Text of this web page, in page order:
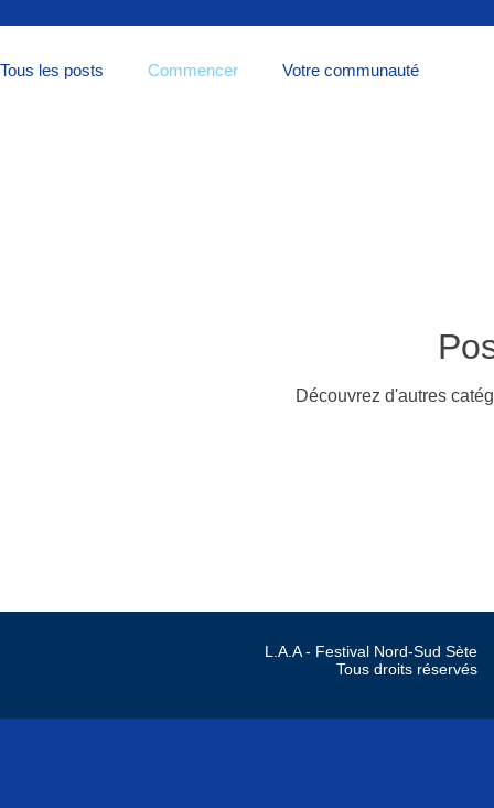
Tous les posts Commencer Votre communauté
Découvrez d'autres
L.A.A - Festival Nord-Sud
Tous droits